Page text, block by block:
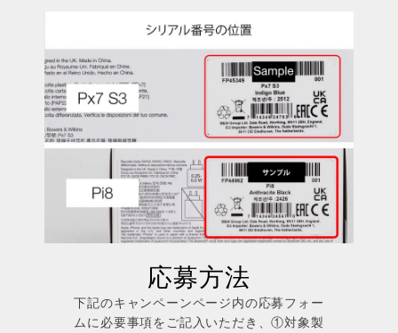
応募方法
下記のキャンペーンページ内の応募フォー
ムに必要事項をご記入いただき、①対象製